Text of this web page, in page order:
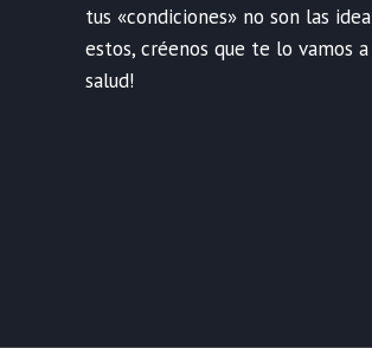
tus «condiciones» no son las
estos, créenos que te lo vamos
salud!